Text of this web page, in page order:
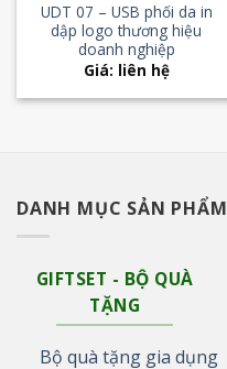
UDT 07 – USB phối da in
dập logo thương hiệu
doanh nghiệp
Giá: liên hệ
DANH MỤC SẢN PHẨM
GIFTSET - BỘ QUÀ
TẶNG
Bộ quà tặng gia dụng